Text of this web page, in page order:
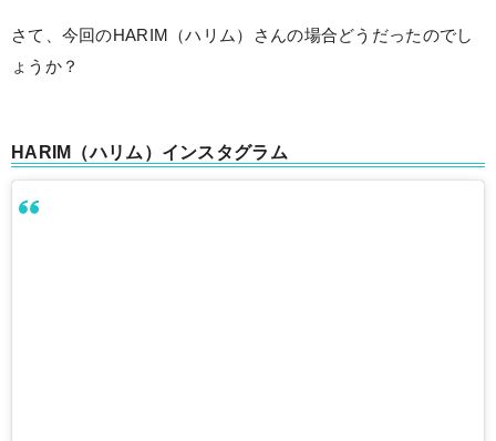
さて、今回のHARIM（ハリム）さんの場合どうだったのでし
ょうか？
HARIM（ハリム）インスタグラム